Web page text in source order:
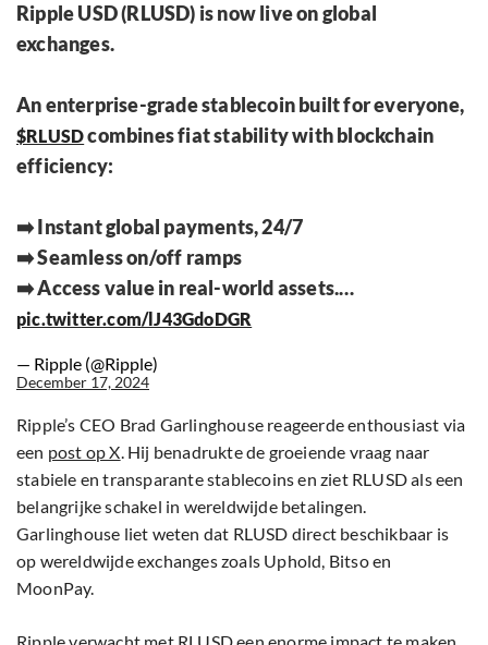
Ripple USD (RLUSD) is now live on global
exchanges.
An enterprise-grade stablecoin built for everyone,
$RLUSDcombines fiat stability with blockchain
efficiency:
➡️ Instant global payments, 24/7
➡️ Seamless on/off ramps
➡️ Access value in real-world assets.…
pic.twitter.com/lJ43GdoDGR
— Ripple (@Ripple)
December 17, 2024
Ripple’s CEO Brad Garlinghouse reageerde enthousiast via
een post op X. Hij benadrukte de groeiende vraag naar
stabiele en transparante stablecoins en ziet RLUSD als een
belangrijke schakel in wereldwijde betalingen.
Garlinghouse liet weten dat RLUSD direct beschikbaar is
op wereldwijde exchanges zoals Uphold, Bitso en
MoonPay.